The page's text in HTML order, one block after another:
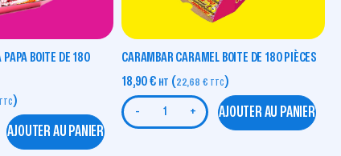
PAPA BOITE DE 180
TTC)
AJOUTER AU PANIER
CARAMBAR CARAMEL BOITE DE 180 PIÈCES
18,90€ HT (22,68 € TTC)
- + AJOUTER AU PANIER